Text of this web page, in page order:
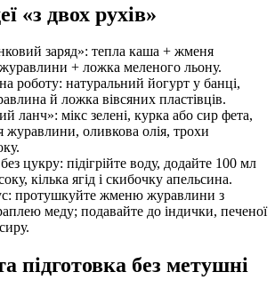
«з двох рухів»
заряд»: тепла каша + жменя
+ ложка меленого льону.
роботу: натуральний йогурт у банці,
й ложка вівсяних пластівців.
ланч»: мікс зелені, курка або сир фета,
журавлини, оливкова олія, трохи
цукру: підігрійте воду, додайте 100 мл
кілька ягід і скибочку апельсина.
протушкуйте жменю журавлини з
меду; подавайте до індички, печеної
підготовка без метушні